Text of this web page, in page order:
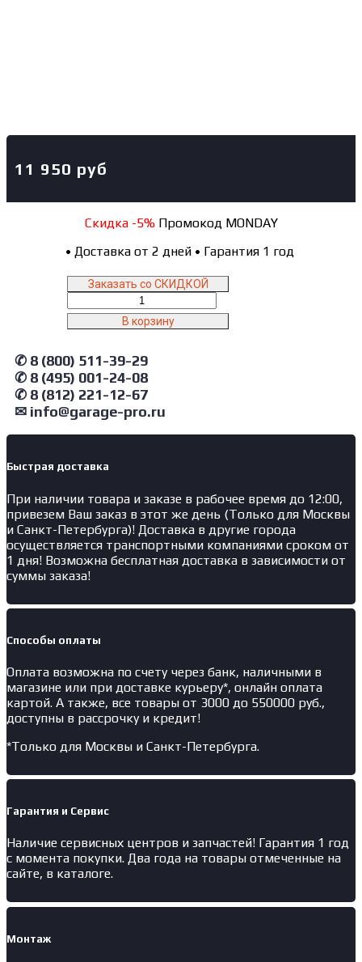
11 950 руб
Скидка -5%Промокод MONDAY
• Доставка от 2 дней • Гарантия 1 год
Заказать со СКИДКОЙ
товара
26TR
Тележка
для
бочек
с
маслом
до
л
В корзину
✆ 8 (800) 511-39-29
✆ 8 (495) 001-24-08
✆ 8 (812) 221-12-67
✉ info@garage-pro.ru
Быстрая доставка
При наличии товара и заказе в рабочее время до 12:00,
привезем Ваш заказ в этот же день (Только для Москвы
и Санкт-Петербурга)! Доставка в другие города
осуществляется транспортными компаниями сроком от
1 дня! Возможна бесплатная доставка в зависимости от
суммы заказа!
Способы оплаты
Оплата возможна по счету через банк, наличными в
магазине или при доставке курьеру*, онлайн оплата
картой. А также, все товары от 3000 до 550000 руб.,
доступны в рассрочку и кредит!
*Только для Москвы и Санкт-Петербурга.
Гарантия и Сервис
Наличие сервисных центров и запчастей! Гарантия 1 год
с момента покупки. Два года на товары отмеченные на
сайте, в каталоге.
Монтаж